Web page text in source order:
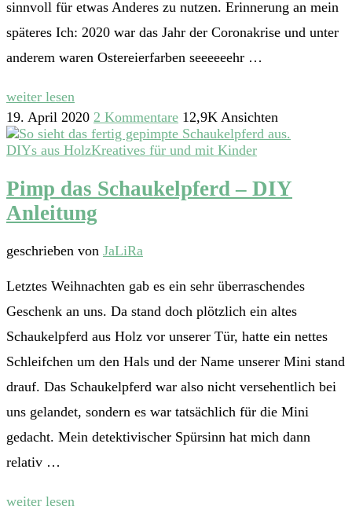
sinnvoll für etwas Anderes zu nutzen. Erinnerung an mein
späteres Ich: 2020 war das Jahr der Coronakrise und unter
anderem waren Ostereierfarben seeeeeehr …
weiter lesen
19. April 2020 2 Kommentare 12,9K Ansichten
DIYs aus HolzKreatives für und mit Kinder
Pimp das Schaukelpferd – DIY
Anleitung
geschrieben von JaLiRa
Letztes Weihnachten gab es ein sehr überraschendes
Geschenk an uns. Da stand doch plötzlich ein altes
Schaukelpferd aus Holz vor unserer Tür, hatte ein nettes
Schleifchen um den Hals und der Name unserer Mini stand
drauf. Das Schaukelpferd war also nicht versehentlich bei
uns gelandet, sondern es war tatsächlich für die Mini
gedacht. Mein detektivischer Spürsinn hat mich dann
relativ …
weiter lesen